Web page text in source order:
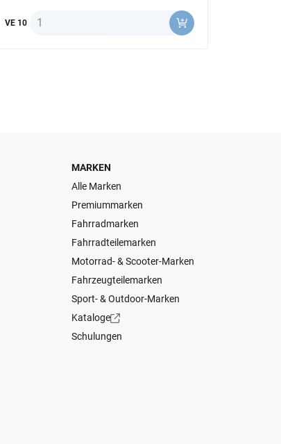
VE 10 Anzahl
MARKEN
Alle Marken
Premiummarken
Fahrradmarken
Fahrradteilemarken
Motorrad- & Scooter-Marken
Fahrzeugteilemarken
Sport- & Outdoor-Marken
Kataloge
Schulungen